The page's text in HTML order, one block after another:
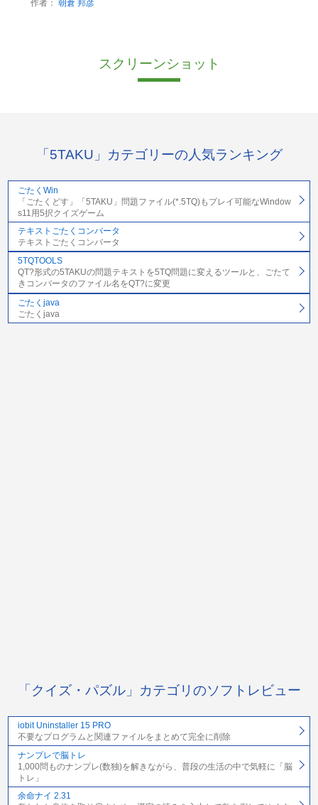
作者： 朝倉 邦彦
スクリーンショット
「5TAKU」カテゴリーの人気ランキング
ごたくWin
「ごたくどす」「5TAKU」問題ファイル(*.5TQ)もプレイ可能なWindow
s11用5択クイズゲーム
テキストごたくコンバータ
テキストごたくコンバータ
5TQTOOLS
QT?形式の5TAKUの問題テキストを5TQ問題に変えるツールと、ごたて
きコンバータのファイル名をQT?に変更
ごたくjava
ごたくjava
「クイズ・パズル」カテゴリのソフトレビュー
iobit Uninstaller 15 PRO
不要なプログラムと関連ファイルをまとめて完全に削除
ナンプレで脳トレ
1,000問ものナンプレ(数独)を解きながら、普段の生活の中で気軽に「脳
トレ」
余命ナイ 2.31